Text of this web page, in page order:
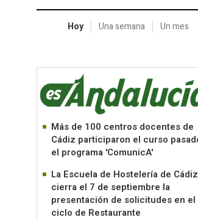
Hoy Una semana Un mes
Más de 100 centros docentes de
Cádiz participaron el curso
el programa 'ComunicA'
La Escuela de Hostelería de Cádiz
cierra el 7 de septiembre la
presentación de solicitudes en el
ciclo de Restaurante